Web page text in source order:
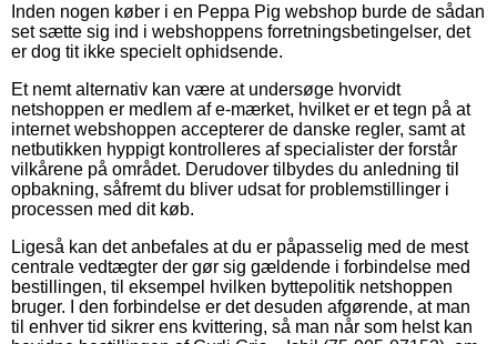
Inden nogen køber i en Peppa Pig webshop burde de sådan
set sætte sig ind i webshoppens forretningsbetingelser, det
er dog tit ikke specielt ophidsende.
Et nemt alternativ kan være at undersøge hvorvidt
netshoppen er medlem af e-mærket, hvilket er et tegn på at
internet webshoppen accepterer de danske regler, samt at
netbutikken hyppigt kontrolleres af specialister der forstår
vilkårene på området. Derudover tilbydes du anledning til
opbakning, såfremt du bliver udsat for problemstillinger i
processen med dit køb.
Ligeså kan det anbefales at du er påpasselig med de mest
centrale vedtægter der gør sig gældende i forbindelse med
bestillingen, til eksempel hvilken byttepolitik netshoppen
bruger. I den forbindelse er det desuden afgørende, at man
til enhver tid sikrer ens kvittering, så man når som helst kan